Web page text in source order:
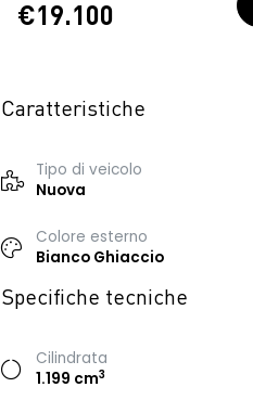
€19.100
Caratteristiche
Tipo di veicolo
Nuova
Colore esterno
Bianco Ghiaccio
Specifiche tecniche
Cilindrata
1.199 cm3